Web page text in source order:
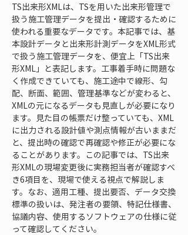
TS出来形XMLは、TSを用いた出来形管理で
扱う施工管理データを提出・確認するために
使われる重要なデータです。本記事では、基
本設計データと出来形計測データをXML形式
で扱う施工管理データを、便宜上「TS出来
形XML」と表記します。工事着手時に問題な
く作成できていても、施工途中で線形、勾
配、断面、範囲、管理基準などが変わると、
XMLの元になるデータも見直しが必要になり
ます。見た目の帳票だけ整っていても、XML
に出力される設計値や測点情報が古いままだ
と、提出時の確認で再確認や修正が必要にな
ることがあります。この記事では、TS出来
形XMLの現場変更後に実務担当者が確認すべ
き6項目を、現場で使える視点で解説しま
す。なお、適用工種、提出要否、データ交換
標準の扱いは、発注者の要領、特記仕様書、
協議内容、使用するソフトウェアの仕様に従
って確認してください。